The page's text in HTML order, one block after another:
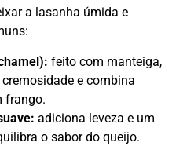
a lasanha úmida e
feito com manteiga,
e combina
frango.
adiciona leveza e um
o sabor do queijo.